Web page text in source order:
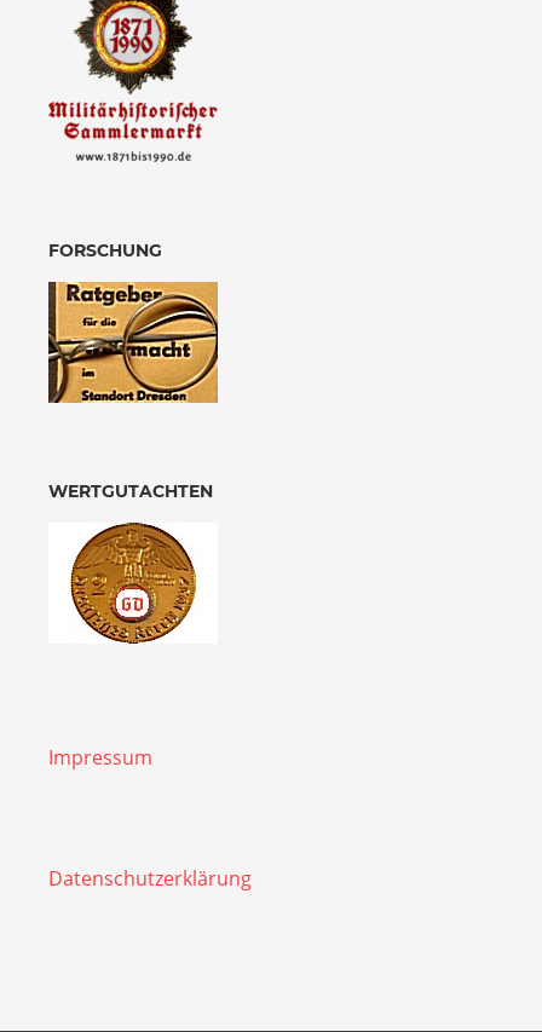
FORSCHUNG
WERTGUTACHTEN
Impressum
Datenschutzerklärung